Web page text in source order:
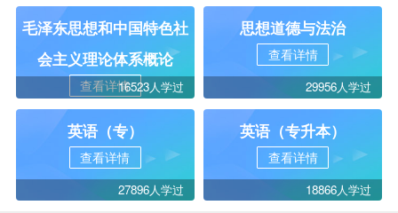
毛泽东思想和中国特色社
会主义理论体系概论
查看详情16523人学过
思想道德与法治
查看详情
29956人学过
英语（专）
查看详情
27896人学过
英语（专升本）
查看详情
18866人学过